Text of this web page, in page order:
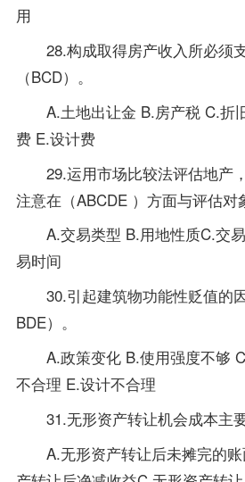
用
28.构成取得房产收入所必须
（BCD）。
A.土地出让金 B.房产税 C.折
费 E.设计费
29.运用市场比较法评估地产
注意在（ABCDE ）方面与评估对
A.交易类型 B.用地性质C.交易
易时间
30.引起建筑物功能性贬值的
BDE）。
A.政策变化 B.使用强度不够
不合理 E.设计不合理
31.无形资产转让机会成本主要
A.无形资产转让后未摊完的账